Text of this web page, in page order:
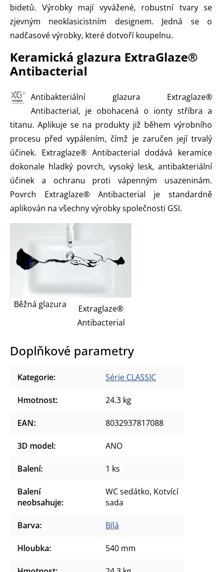
bidetů. Výrobky mají vyvážené, robustní tvary se
zjevným neoklasicistním designem. Jedná se o
nadčasové výrobky, které dotvoří koupelnu.
Keramická glazura ExtraGlaze®
Antibacterial
Antibakteriální glazura Extraglaze®
Antibacterial, je obohacená o ionty stříbra a
titanu. Aplikuje se na produkty již během výrobního
procesu před vypálením, čímž je zaručen její trvalý
účinek. Extraglaze® Antibacterial dodává keramice
dokonale hladký povrch, vysoký lesk, antibakteriální
účinek a ochranu proti vápenným usazeninám.
Povrch Extraglaze® Antibacterial je standardně
aplikován na všechny výrobky společnosti GSI.
Běžná glazura
Extraglaze®
Antibacterial
Doplňkové parametry
Kategorie: Série CLASSIC
Hmotnost: 24.3 kg
EAN: 8032937817088
3D model: ANO
Balení: 1 ks
Balení
neobsahuje:
WC sedátko, Kotvící
sada
Barva: Bílá
Hloubka: 540 mm